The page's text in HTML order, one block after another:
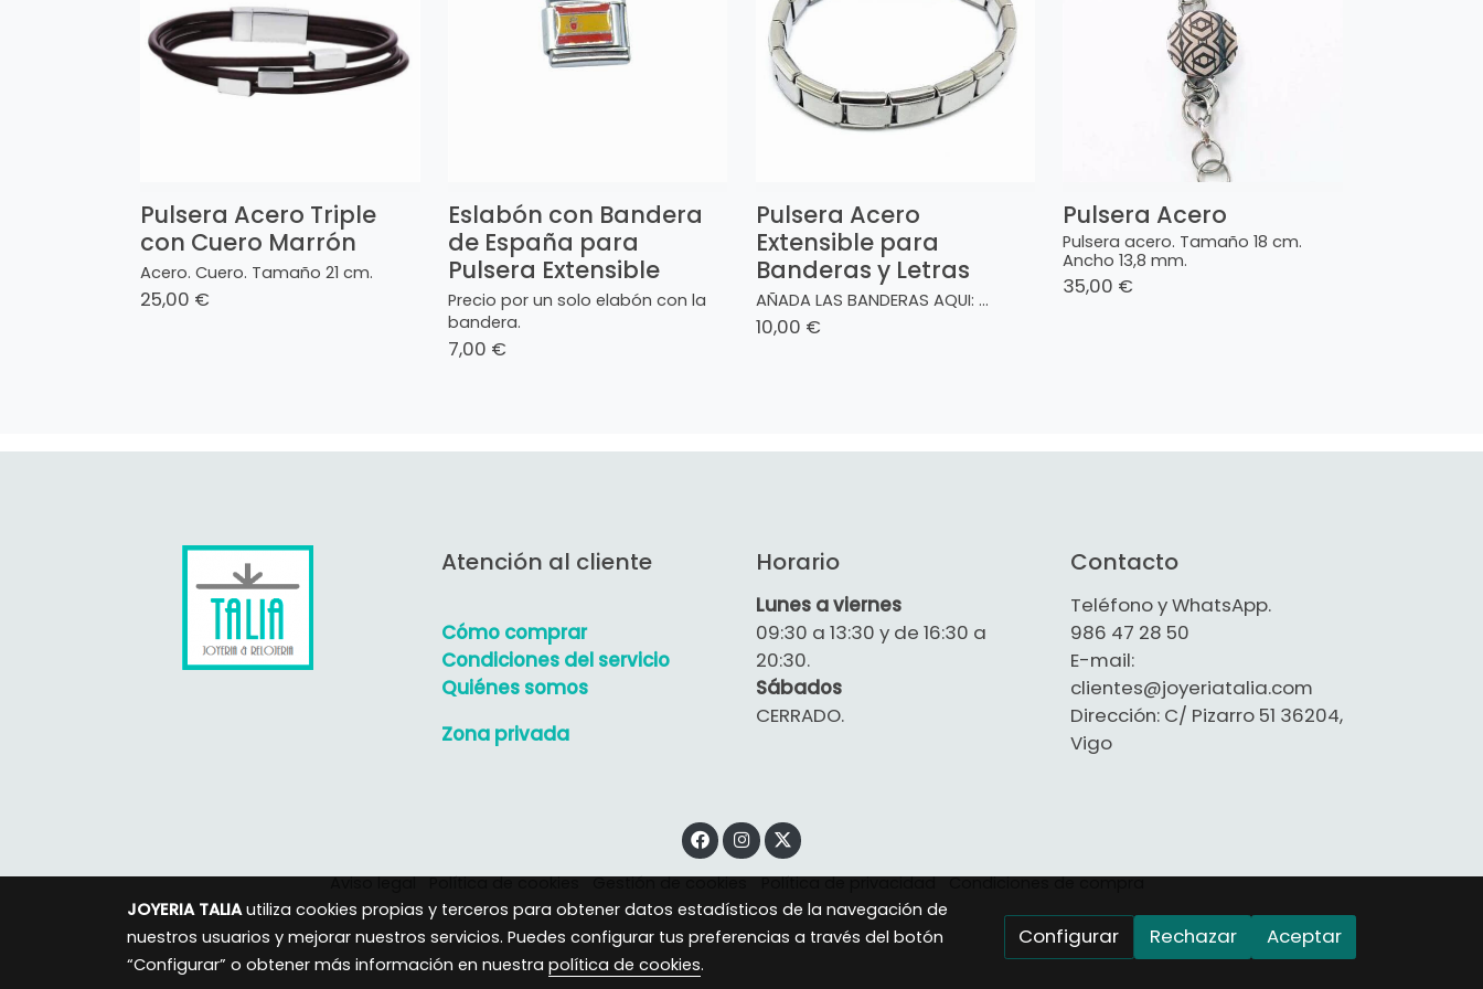
Pulsera Acero Triple
con Cuero Marrón
Acero. Cuero. Tamaño 21 cm.
25,00 €
Eslabón con Bandera
de España para
Pulsera Extensible
Precio por un solo elabón con la
bandera.
7,00 €
Pulsera Acero
Extensible para
Banderas y Letras
AÑADA LAS BANDERAS AQUI: ...
10,00 €
Pulsera Acero
Pulsera acero. Tamaño 18 cm.
Ancho 13,8 mm.
35,00 €
Atención al cliente
Cómo comprar
Condiciones del servicio
Quiénes somos
Zona privada
Horario
Lunes a viernes
09:30 a 13:30 y de 16:30 a
20:30.
Sábados
CERRADO.
Contacto
Teléfono y WhatsApp.
986 47 28 50
E-mail:
clientes@joyeriatalia.com
Dirección: C/ Pizarro 51 36204,
Vigo
Aviso legal Política de cookies Gestión de cookies Política de privacidad
Condiciones de compra
JOYERIA TALIAutiliza cookies propias y terceros para obtener datos estadísticos de la navegación de
nuestros usuarios y mejorar nuestros servicios. Puedes configurar tus preferencias a través del botón
“Configurar” o obtener más información en nuestra política de cookies.
Configurar Rechazar Aceptar